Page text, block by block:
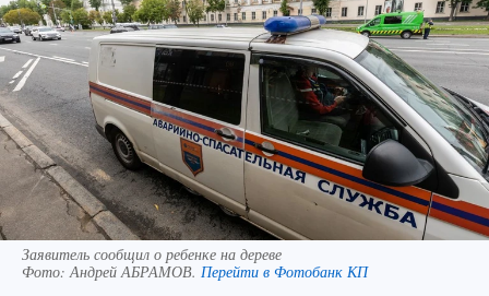
Заявитель сообщил о ребенке на дереве
Фото:Андрей АБРАМОВ. Перейти в Фотобанк КП